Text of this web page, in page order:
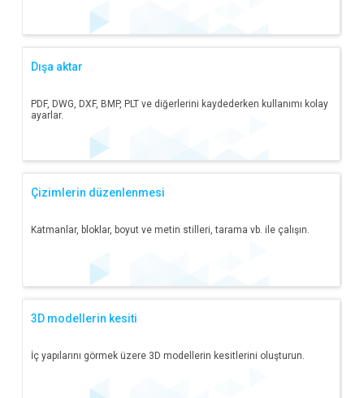
Dışa aktar
PDF, DWG, DXF, BMP, PLT ve diğerlerini kaydederken kullanımı kolay
ayarlar.
Çizimlerin düzenlenmesi
Katmanlar, bloklar, boyut ve metin stilleri, tarama vb. ile çalışın.
3D modellerin kesiti
İç yapılarını görmek üzere 3D modellerin kesitlerini oluşturun.